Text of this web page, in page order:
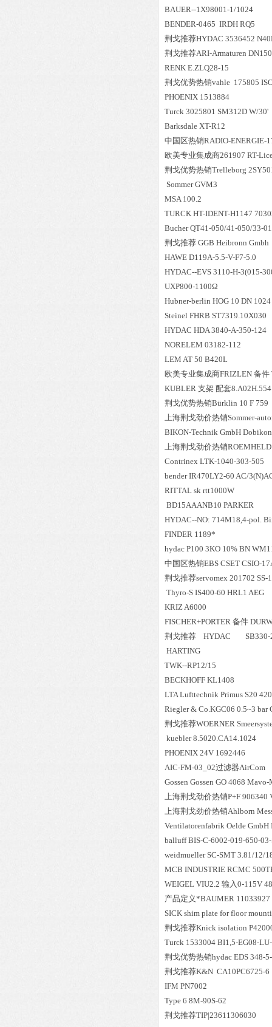
BAUER--1X98001-1/1024
BENDER-0465 IRDH RQ5
荆戈推荐HYDAC 3536452
荆戈推荐ARI-Armaturen
RENK E.ZLQ28-15
荆戈优势热销vahle 175805
PHOENIX 1513884
Turck 3025801 SM312D W/30'
Barksdale XT-R12
中国区热销RADIO-ENERGIE-
欧美专业集成商261907 RT-
荆戈优势热销Trelleborg
Sommer GVM3
MSA 100.2
TURCK HT-IDENT-H1147
Bucher QT41-050/41-050/33-
荆戈推荐 GGB Heibronn
HAWE D119A-5.5-V-F7-5.0
HYDAC--EVS 3110-H-3(015-
UXP800-1100Ω
Hubner-berlin HOG 10 DN
Steinel FHRB ST7319.10X030
HYDAC HDA 3840-A-350-124
NORELEM 03182-112
LEM AT 50 B420L
欧美专业集成商FRIZLEN 备件
KUBLER 支架 配套
荆戈优势热销Bürklin 10 F 759
上海荆戈劲价热销Sommer-
BIKON-Technik GmbH
上海荆戈劲价热销
Contrinex LTK-1040-303-505
bender IR470LY2-60 AC/
RITTAL sk rtt1000W
BD15AAANB10 PARKER
HYDAC--NO: 714M18,4-pol.
FINDER 1189*
hydac P100 3KO 10% BN
中国区热销EBS CSET CSIO-
荆戈推荐servomex 201702 SS-
Thyro-S IS400-60 HRL1 AEG
KRIZ A6000
FISCHER+PORTER 备件
荆戈推荐 HYDAC SB330-
HARTING
TWK--RP12/15
BECKHOFF KL1408
LTA Lufttechnik Primus S20
Riegler & Co.KGC06 0.5~3 bar
荆戈推荐WOERNER
kuebler 8.5020.CA14.1024
PHOENIX 24V 1692446
AIC-FM-03_02过滤器AirCom
Gossen Gossen GO 4068
上海荆戈劲价热销P+F 906340
上海荆戈劲价热销Ahlborn
Ventilatorenfabrik Oelde
balluff BIS-C-6002-019-650-
weidmueller SC-SMT 3.81/12/
MCB INDUSTRIE RCMC
WEIGEL VIU2.2 输入0-115V
产品定义*BAUMER 11033927
SICK shim plate for floor
荆戈推荐Knick isolation
Turck 1533004 BI1,5-EG08-
荆戈优势热销hydac EDS 348-
荆戈推荐K&N CA10PC6725-6
IFM PN7002
Type 6 8M-90S-62
荆戈推荐TIP|23611306030